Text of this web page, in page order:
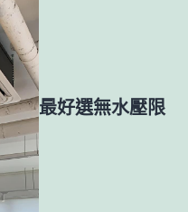
最好選無水壓限